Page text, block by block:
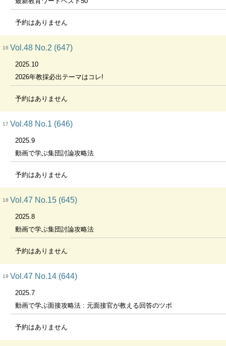
予約はありません
16 Vol.48 No.2 (647)
2025.10
2026年教採必出テーマはコレ!
予約はありません
17 Vol.48 No.1 (646)
2025.9
動画で学ぶ集団討論攻略法
予約はありません
18 Vol.47 No.15 (645)
2025.8
動画で学ぶ集団討論攻略法
予約はありません
19 Vol.47 No.14 (644)
2025.7
動画で学ぶ面接攻略法 : 元面接官が教える回答のツボ
予約はありません